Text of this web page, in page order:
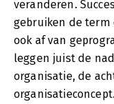
veranderen.
gebruiken de
ook af van
leggen juist de
organisatie, de